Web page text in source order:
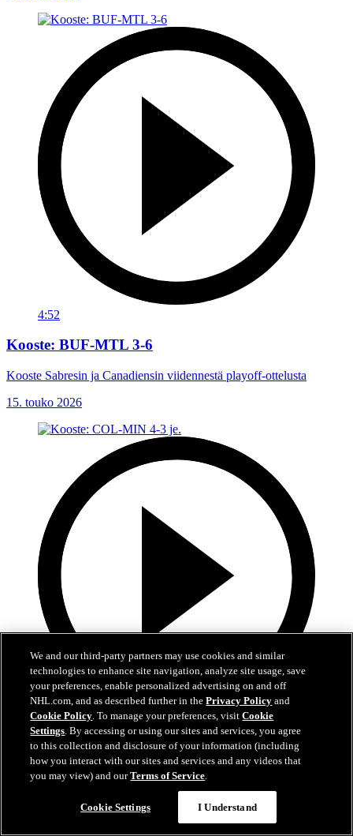
4:52
Kooste: BUF-MTL 3-6
Kooste Sabresin ja Canadiensin viidennestä playoff-ottelusta
15. touko 2026
5:00
Kooste: COL-MIN 4-3 je.
Kooste Avalanchen ja Wildin viidennestä playoff-ottelusta
14. touko 2026
We and our third-party partners may use cookies and similar
technologies to enhance site navigation, analyze site usage, save
your preferences, enable personalized advertising on and off
NHL.com, and as described further in thePrivacy Policy and
Cookie Policy. To manage your preferences, visitCookie
Settings. By accessing or using our sites and services, you agree
to this collection and disclosure of your information (including
how you interact with our sites and services and any videos that
you may view) and ourTerms of Service.
Cookie Settings I Understand